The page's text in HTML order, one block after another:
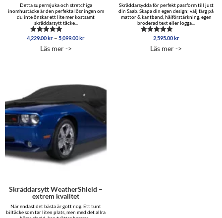
Detta supermjuka och stretchiga
inomhustäcke är den perfekta lösningen om
du inte önskar ett lite mer kostsamt
skräddarsytt täcke...
Betygsatt
av 5
4,229.00 kr – 5,099.00 krPrisintervall:
Läs mer ->
Skräddarsydda för perfekt passform till just
din Saab. Skapa din egen design; välj färg på
mattor & kantband, hälförstärkning, egen
broderad text eller logga...
Betygsatt
av 5
2,595.00 kr
Läs mer ->
Skräddarsytt WeatherShield –
extrem kvalitet
När endast det bästa är gott nog. Ett tunt
biltäcke som tar liten plats, men med det allra